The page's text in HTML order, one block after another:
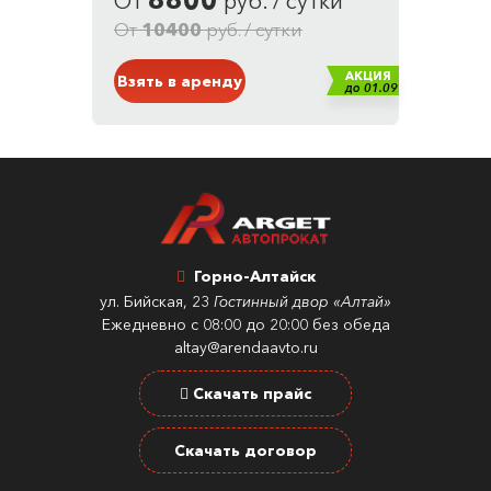
Белый
От10400руб. / сутки
Взять в аренду АКЦИЯ
до 01.09
Горно-Алтайск
ул. Бийская, 23 Гостинный двор «Алтай»
Ежедневно с 08:00 до 20:00 без обеда
altay@arendaavto.ru
Скачать прайс
Скачать договор